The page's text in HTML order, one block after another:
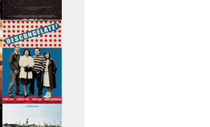
>Los sin tierra